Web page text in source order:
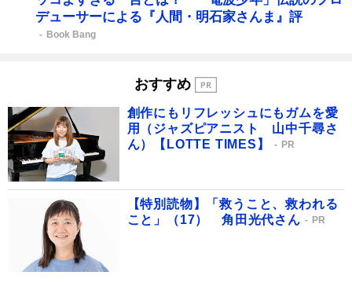
デューサーによる『人間・明石家さんま』評
Book Bang
おすすめ
創作にもリフレッシュにもガムを愛
用（ジャズピアニスト 山中千尋さ
ん）【LOTTE TIMES】
PR
【特別読物】「救うこと、救われる
こと」（17） 角田光代さん
PR